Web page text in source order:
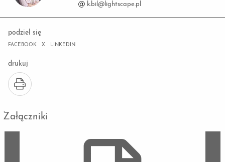
k.bil@lightscape.pl
podziel się
FACEBOOK X LINKEDIN
drukuj
Załączniki